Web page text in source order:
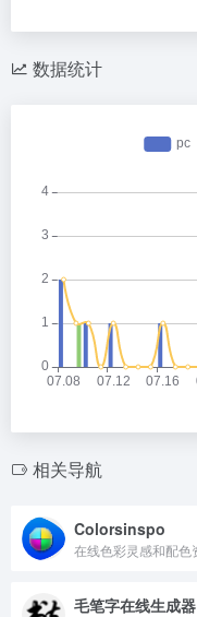
数据统计
相关导航
Colorsinspo
毛笔字在线生成器